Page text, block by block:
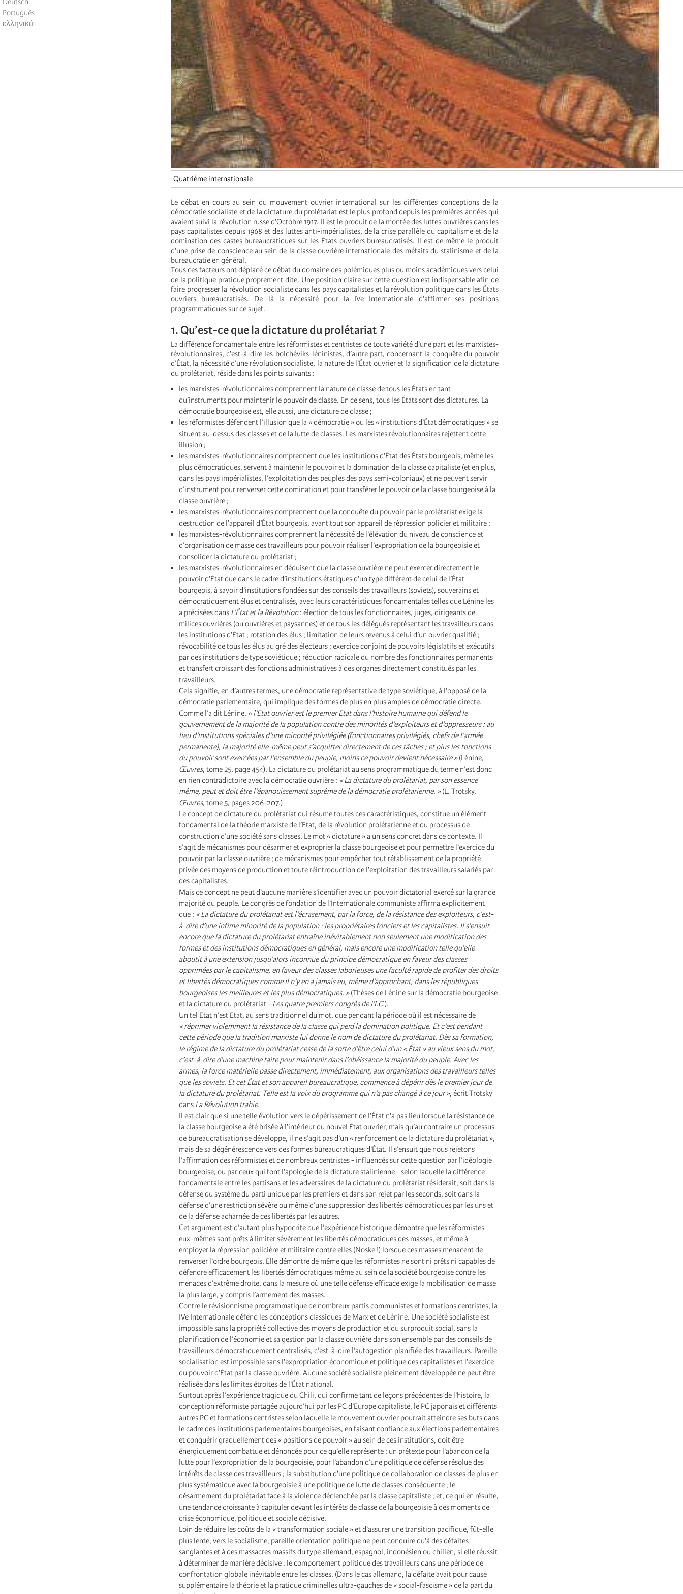
Português
ελληνικά
Quatrième internationale
Le débat en cours au sein du mouvement ouvrier international sur les différentes conceptions de la
démocratie socialiste et de la dictature du prolétariat est le plus profond depuis les premières années qui
avaient suivi la révolution russe d’Octobre 1917. Il est le produit de la montée des luttes ouvrières dans les
pays capitalistes depuis 1968 et des luttes anti-impérialistes, de la crise parallèle du capitalisme et de la
domination des castes bureaucratiques sur les États ouvriers bureaucratisés. Il est de même le produit
d’une prise de conscience au sein de la classe ouvrière internationale des méfaits du stalinisme et de la
bureaucratie en général.
Tous ces facteurs ont déplacé ce débat du domaine des polémiques plus ou moins académiques vers celui
de la politique pratique proprement dite. Une position claire sur cette question est indispensable afin de
faire progresser la révolution socialiste dans les pays capitalistes et la révolution politique dans les États
ouvriers bureaucratisés. De là la nécessité pour la IVe Internationale d’affirmer ses positions
programmatiques sur ce sujet.
1. Qu’est-ce que la dictature du prolétariat ?
La différence fondamentale entre les réformistes et centristes de toute variété d’une part et les marxistes-
révolutionnaires, c’est-à-dire les bolchéviks-léninistes, d’autre part, concernant la conquête du pouvoir
d’État, la nécessité d’une révolution socialiste, la nature de l’État ouvrier et la signification de la dictature
du prolétariat, réside dans les points suivants :
les marxistes-révolutionnaires comprennent la nature de classe de tous les États en tant
qu’instruments pour maintenir le pouvoir de classe. En ce sens, tous les États sont des dictatures. La
démocratie bourgeoise est, elle aussi, une dictature de classe ;
les réformistes défendent l’illusion que la « démocratie » ou les « institutions d’État démocratiques » se
situent au-dessus des classes et de la lutte de classes. Les marxistes révolutionnaires rejettent cette
illusion ;
les marxistes-révolutionnaires comprennent que les institutions d’État des États bourgeois, même les
plus démocratiques, servent à maintenir le pouvoir et la domination de la classe capitaliste (et en plus,
dans les pays impérialistes, l’exploitation des peuples des pays semi-coloniaux) et ne peuvent servir
d’instrument pour renverser cette domination et pour transférer le pouvoir de la classe bourgeoise à la
classe ouvrière ;
les marxistes-révolutionnaires comprennent que la conquête du pouvoir par le prolétariat exige la
destruction de l’appareil d’État bourgeois, avant tout son appareil de répression policier et militaire ;
les marxistes-révolutionnaires comprennent la nécessité de l’élévation du niveau de conscience et
d’organisation de masse des travailleurs pour pouvoir réaliser l’expropriation de la bourgeoisie et
consolider la dictature du prolétariat ;
les marxistes-révolutionnaires en déduisent que la classe ouvrière ne peut exercer directement le
pouvoir d’État que dans le cadre d’institutions étatiques d’un type différent de celui de l’État
bourgeois, à savoir d’institutions fondées sur des conseils des travailleurs (soviets), souverains et
démocratiquement élus et centralisés, avec leurs caractéristiques fondamentales telles que Lénine les
a précisées dans L’État et la Révolution: élection de tous les fonctionnaires, juges, dirigeants de
milices ouvrières (ou ouvrières et paysannes) et de tous les délégués représentant les travailleurs dans
les institutions d’État ; rotation des élus ; limitation de leurs revenus à celui d’un ouvrier qualifié ;
révocabilité de tous les élus au gré des électeurs ; exercice conjoint de pouvoirs législatifs et exécutifs
par des institutions de type soviétique ; réduction radicale du nombre des fonctionnaires permanents
et transfert croissant des fonctions administratives à des organes directement constitués par les
travailleurs.
Cela signifie, en d’autres termes, une démocratie représentative de type soviétique, à l’opposé de la
démocratie parlementaire, qui implique des formes de plus en plus amples de démocratie directe.
Comme l’a dit Lénine, « l’Etat ouvrier est le premier Etat dans l’histoire humaine qui défend le
gouvernement de la majorité de la population contre des minorités d’exploiteurs et d’oppresseurs : au
lieu d’institutions spéciales d’une minorité privilégiée (fonctionnaires privilégiés, chefs de l’armée
permanente), la majorité elle-même peut s’acquitter directement de ces tâches ; et plus les fonctions
du pouvoir sont exercées par l’ensemble du peuple, moins ce pouvoir devient nécessaire »(Lénine,
Œuvres, tome 25, page 454). La dictature du prolétariat au sens programmatique du terme n’est donc
en rien contradictoire avec la démocratie ouvrière : « La dictature du prolétariat, par son essence
même, peut et doit être l’épanouissement suprême de la démocratie prolétarienne. »(L. Trotsky,
Œuvres, tome 5, pages 206-207.)
Le concept de dictature du prolétariat qui résume toutes ces caractéristiques, constitue un élément
fondamental de la théorie marxiste de l’Etat, de la révolution prolétarienne et du processus de
construction d’une société sans classes. Le mot « dictature » a un sens concret dans ce contexte. Il
s’agit de mécanismes pour désarmer et exproprier la classe bourgeoise et pour permettre l’exercice du
pouvoir par la classe ouvrière ; de mécanismes pour empêcher tout rétablissement de la propriété
privée des moyens de production et toute réintroduction de l’exploitation des travailleurs salariés par
des capitalistes.
Mais ce concept ne peut d’aucune manière s’identifier avec un pouvoir dictatorial exercé sur la grande
majorité du peuple. Le congrès de fondation de l’Internationale communiste affirma explicitement
que : « La dictature du prolétariat est l’écrasement, par la force, de la résistance des exploiteurs, c’est-
à-dire d’une infime minorité de la population : les propriétaires fonciers et les capitalistes. Il s’ensuit
encore que la dictature du prolétariat entraîne inévitablement non seulement une modification des
formes et des institutions démocratiques en général, mais encore une modification telle qu’elle
aboutit à une extension jusqu’alors inconnue du principe démocratique en faveur des classes
opprimées par le capitalisme, en faveur des classes laborieuses une faculté rapide de profiter des droits
et libertés démocratiques comme il n’y en a jamais eu, même d’approchant, dans les républiques
bourgeoises les meilleures et les plus démocratiques. »(Thèses de Lénine sur la démocratie bourgeoise
et la dictature du prolétariat - Les quatre premiers congrès de l’I.C.).
Un tel Etat n’est Etat, au sens traditionnel du mot, que pendant la période où il est nécessaire de
« réprimer violemment la résistance de la classe qui perd la domination politique. Et c’est pendant
cette période que la tradition marxiste lui donne le nom de dictature du prolétariat. Dès sa formation,
le régime de la dictature du prolétariat cesse de la sorte d’être celui d’un « État » au vieux sens du mot,
c’est-à-dire d’une machine faite pour maintenir dans l’obéissance la majorité du peuple. Avec les
armes, la force matérielle passe directement, immédiatement, aux organisations des travailleurs telles
que les soviets. Et cet État et son appareil bureaucratique, commence à dépérir dès le premier jour de
la dictature du prolétariat. Telle est la voix du programme qui n’a pas changé à ce jour », écrit Trotsky
dans La Révolution trahie.
Il est clair que si une telle évolution vers le dépérissement de l’État n’a pas lieu lorsque la résistance de
la classe bourgeoise a été brisée à l’intérieur du nouvel État ouvrier, mais qu’au contraire un processus
de bureaucratisation se développe, il ne s’agit pas d’un « renforcement de la dictature du prolétariat »,
mais de sa dégénérescence vers des formes bureaucratiques d’État. Il s’ensuit que nous rejetons
l’affirmation des réformistes et de nombreux centristes - influencés sur cette question par l’idéologie
bourgeoise, ou par ceux qui font l’apologie de la dictature stalinienne - selon laquelle la différence
fondamentale entre les partisans et les adversaires de la dictature du prolétariat résiderait, soit dans la
défense du système du parti unique par les premiers et dans son rejet par les seconds, soit dans la
défense d’une restriction sévère ou même d’une suppression des libertés démocratiques par les uns et
de la défense acharnée de ces libertés par les autres.
Cet argument est d’autant plus hypocrite que l’expérience historique démontre que les réformistes
eux-mêmes sont prêts à limiter sévèrement les libertés démocratiques des masses, et même à
employer la répression policière et militaire contre elles (Noske !) lorsque ces masses menacent de
renverser l’ordre bourgeois. Elle démontre de même que les réformistes ne sont ni prêts ni capables de
défendre efficacement les libertés démocratiques même au sein de la société bourgeoise contre les
menaces d’extrême droite, dans la mesure où une telle défense efficace exige la mobilisation de masse
la plus large, y compris l’armement des masses.
Contre le révisionnisme programmatique de nombreux partis communistes et formations centristes, la
IVe Internationale défend les conceptions classiques de Marx et de Lénine. Une société socialiste est
impossible sans la propriété collective des moyens de production et du surproduit social, sans la
planification de l’économie et sa gestion par la classe ouvrière dans son ensemble par des conseils de
travailleurs démocratiquement centralisés, c’est-à-dire l’autogestion planifiée des travailleurs. Pareille
socialisation est impossible sans l’expropriation économique et politique des capitalistes et l’exercice
du pouvoir d’État par la classe ouvrière. Aucune société socialiste pleinement développée ne peut être
réalisée dans les limites étroites de l’État national.
Surtout après l’expérience tragique du Chili, qui confirme tant de leçons précédentes de l’histoire, la
conception réformiste partagée aujourd’hui par les PC d’Europe capitaliste, le PC japonais et différents
autres PC et formations centristes selon laquelle le mouvement ouvrier pourrait atteindre ses buts dans
le cadre des institutions parlementaires bourgeoises, en faisant confiance aux élections parlementaires
et conquérir graduellement des « positions de pouvoir » au sein de ces institutions, doit être
énergiquement combattue et dénoncée pour ce qu’elle représente : un prétexte pour l’abandon de la
lutte pour l’expropriation de la bourgeoisie, pour l’abandon d’une politique de défense résolue des
intérêts de classe des travailleurs ; la substitution d’une politique de collaboration de classes de plus en
plus systématique avec la bourgeoisie à une politique de lutte de classes conséquente ; le
désarmement du prolétariat face à la violence déclenchée par la classe capitaliste ; et, ce qui en résulte,
une tendance croissante à capituler devant les intérêts de classe de la bourgeoisie à des moments de
crise économique, politique et sociale décisive.
Loin de réduire les coûts de la « transformation sociale » et d’assurer une transition pacifique, fût-elle
plus lente, vers le socialisme, pareille orientation politique ne peut conduire qu’à des défaites
sanglantes et à des massacres massifs du type allemand, espagnol, indonésien ou chilien, si elle réussit
à déterminer de manière décisive : le comportement politique des travailleurs dans une période de
confrontation globale inévitable entre les classes. (Dans le cas allemand, la défaite avait pour cause
supplémentaire la théorie et la pratique criminelles ultra-gauches de « social-fascisme » de la part du